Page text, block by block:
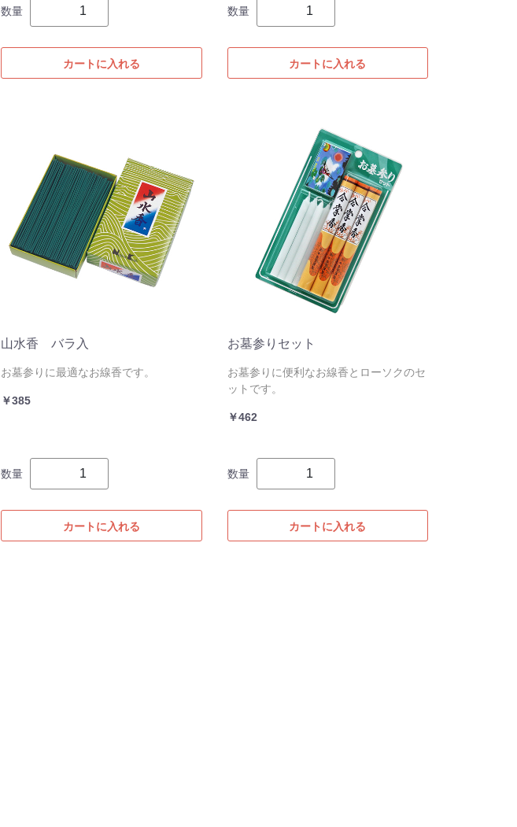
数量
カートに入れる
数量
カートに入れる
山水香 バラ入
お墓参りに最適なお線香です。
￥385
数量
カートに入れる
お墓参りセット
お墓参りに便利なお線香とローソクのセ
ットです。
￥462
数量
カートに入れる